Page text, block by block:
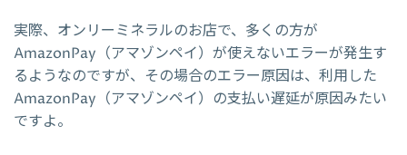
実際、オンリーミネラルのお店で、多くの方が
AmazonPay（アマゾンペイ）が使えないエラーが発生す
るようなのですが、その場合のエラー原因は、利用した
AmazonPay（アマゾンペイ）の支払い遅延が原因みたい
ですよ。